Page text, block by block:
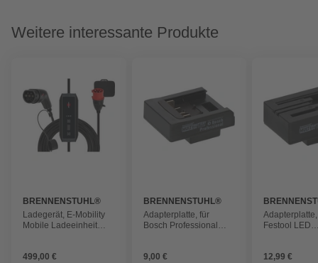
Weitere interessante Produkte
BRENNENSTUHL®
Ladegerät, E-Mobility
Mobile Ladeeinheit
499,00 €
BRENNENSTUHL®
Adapterplatte, für
Bosch Professional
schwarz
9,00 €
Festool LED
schwarz
12,99 €